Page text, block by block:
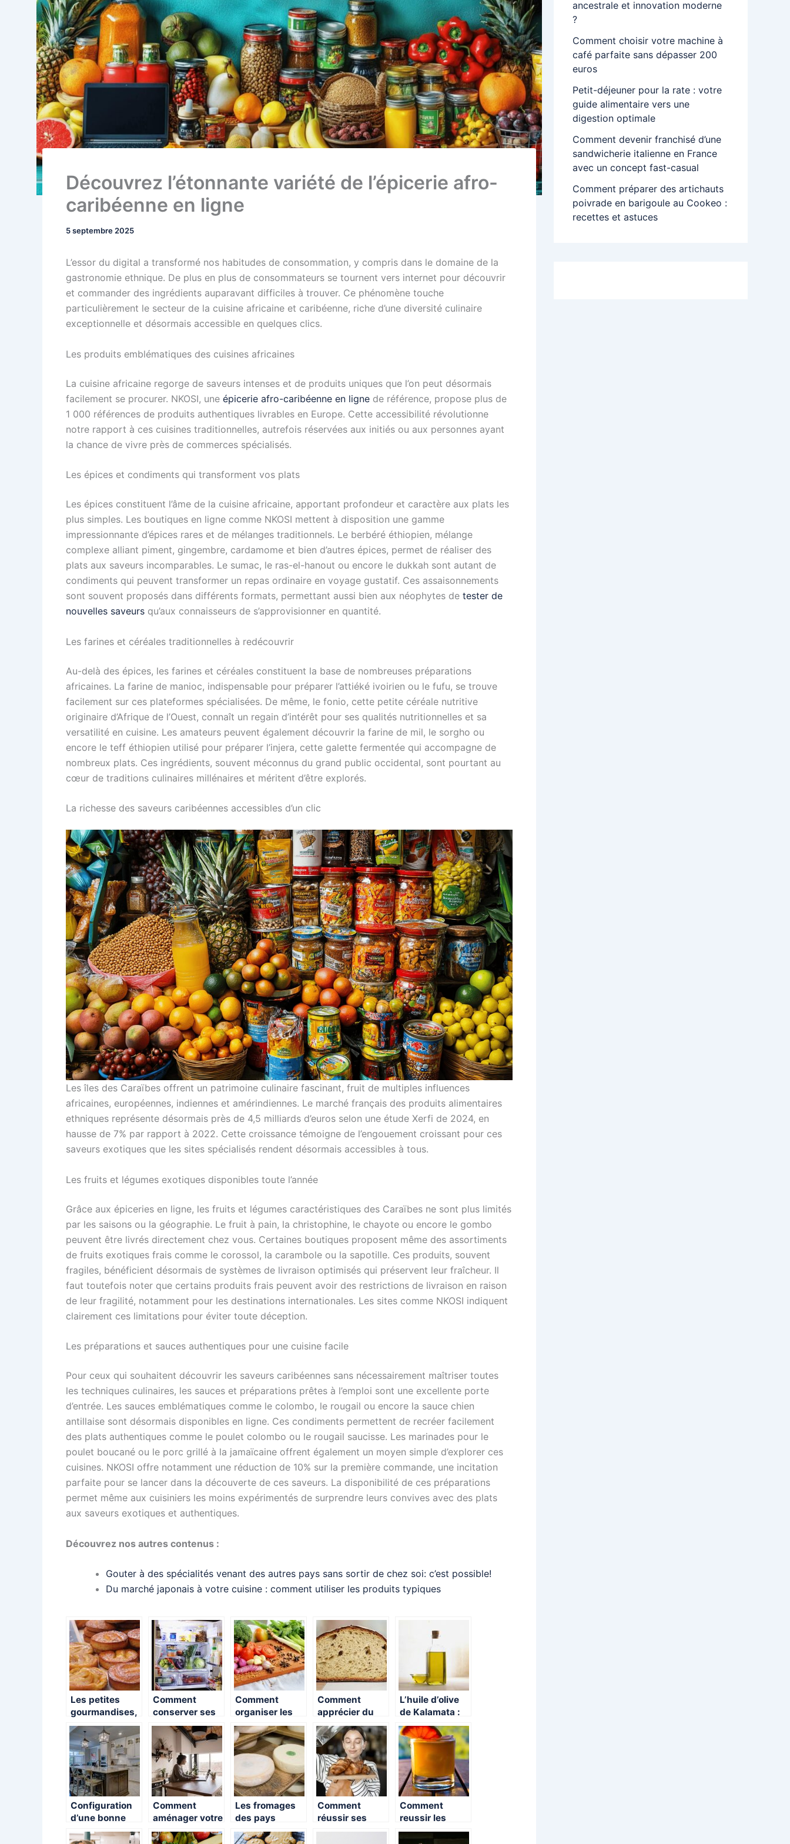
Découvrez l’étonnante variété de l’épicerie afro-
caribéenne en ligne
5 septembre 2025
L’essor du digital a transformé nos habitudes de consommation, y compris dans le domaine de la
gastronomie ethnique. De plus en plus de consommateurs se tournent vers internet pour découvrir
et commander des ingrédients auparavant difficiles à trouver. Ce phénomène touche
particulièrement le secteur de la cuisine africaine et caribéenne, riche d’une diversité culinaire
exceptionnelle et désormais accessible en quelques clics.
Les produits emblématiques des cuisines africaines
La cuisine africaine regorge de saveurs intenses et de produits uniques que l’on peut désormais
facilement se procurer. NKOSI, une épicerie afro-caribéenne en ligne de référence, propose plus de
1 000 références de produits authentiques livrables en Europe. Cette accessibilité révolutionne
notre rapport à ces cuisines traditionnelles, autrefois réservées aux initiés ou aux personnes ayant
la chance de vivre près de commerces spécialisés.
Les épices et condiments qui transforment vos plats
Les épices constituent l’âme de la cuisine africaine, apportant profondeur et caractère aux plats les
plus simples. Les boutiques en ligne comme NKOSI mettent à disposition une gamme
impressionnante d’épices rares et de mélanges traditionnels. Le berbéré éthiopien, mélange
complexe alliant piment, gingembre, cardamome et bien d’autres épices, permet de réaliser des
plats aux saveurs incomparables. Le sumac, le ras-el-hanout ou encore le dukkah sont autant de
condiments qui peuvent transformer un repas ordinaire en voyage gustatif. Ces assaisonnements
sont souvent proposés dans différents formats, permettant aussi bien aux néophytes de tester de
nouvelles saveurs qu’aux connaisseurs de s’approvisionner en quantité.
Les farines et céréales traditionnelles à redécouvrir
Au-delà des épices, les farines et céréales constituent la base de nombreuses préparations
africaines. La farine de manioc, indispensable pour préparer l’attiéké ivoirien ou le fufu, se trouve
facilement sur ces plateformes spécialisées. De même, le fonio, cette petite céréale nutritive
originaire d’Afrique de l’Ouest, connaît un regain d’intérêt pour ses qualités nutritionnelles et sa
versatilité en cuisine. Les amateurs peuvent également découvrir la farine de mil, le sorgho ou
encore le teff éthiopien utilisé pour préparer l’injera, cette galette fermentée qui accompagne de
nombreux plats. Ces ingrédients, souvent méconnus du grand public occidental, sont pourtant au
cœur de traditions culinaires millénaires et méritent d’être explorés.
La richesse des saveurs caribéennes accessibles d’un clic
Les îles des Caraïbes offrent un patrimoine culinaire fascinant, fruit de multiples influences
africaines, européennes, indiennes et amérindiennes. Le marché français des produits alimentaires
ethniques représente désormais près de 4,5 milliards d’euros selon une étude Xerfi de 2024, en
hausse de 7% par rapport à 2022. Cette croissance témoigne de l’engouement croissant pour ces
saveurs exotiques que les sites spécialisés rendent désormais accessibles à tous.
Les fruits et légumes exotiques disponibles toute l’année
Grâce aux épiceries en ligne, les fruits et légumes caractéristiques des Caraïbes ne sont plus limités
par les saisons ou la géographie. Le fruit à pain, la christophine, le chayote ou encore le gombo
peuvent être livrés directement chez vous. Certaines boutiques proposent même des assortiments
de fruits exotiques frais comme le corossol, la carambole ou la sapotille. Ces produits, souvent
fragiles, bénéficient désormais de systèmes de livraison optimisés qui préservent leur fraîcheur. Il
faut toutefois noter que certains produits frais peuvent avoir des restrictions de livraison en raison
de leur fragilité, notamment pour les destinations internationales. Les sites comme NKOSI indiquent
clairement ces limitations pour éviter toute déception.
Les préparations et sauces authentiques pour une cuisine facile
Pour ceux qui souhaitent découvrir les saveurs caribéennes sans nécessairement maîtriser toutes
les techniques culinaires, les sauces et préparations prêtes à l’emploi sont une excellente porte
d’entrée. Les sauces emblématiques comme le colombo, le rougail ou encore la sauce chien
antillaise sont désormais disponibles en ligne. Ces condiments permettent de recréer facilement
des plats authentiques comme le poulet colombo ou le rougail saucisse. Les marinades pour le
poulet boucané ou le porc grillé à la jamaïcaine offrent également un moyen simple d’explorer ces
cuisines. NKOSI offre notamment une réduction de 10% sur la première commande, une incitation
parfaite pour se lancer dans la découverte de ces saveurs. La disponibilité de ces préparations
permet même aux cuisiniers les moins expérimentés de surprendre leurs convives avec des plats
aux saveurs exotiques et authentiques.
Découvrez nos autres contenus :
Gouter à des spécialités venant des autres pays sans sortir de chez soi: c’est possible!
Du marché japonais à votre cuisine : comment utiliser les produits typiques
Les petites
gourmandises,
pour le goûter
de nos enfants.
Comment
conserver ses
aliments ?
Comment
organiser les
repas à la
maison ?
Comment
apprécier du
bon pain frais
chez soi ?
L’huile d’olive
de Kalamata :
comment les
choisir ?
Configuration
d’une bonne
cuisine
Comment
aménager votre
cuisine à petit
Les fromages
des pays
savoyards
Comment
réussir ses
viennoiseries
Comment
reussir les
rhums
ancestrale et innovation moderne
?
Comment choisir votre machine à
café parfaite sans dépasser 200
euros
Petit-déjeuner pour la rate : votre
guide alimentaire vers une
digestion optimale
Comment devenir franchisé d’une
sandwicherie italienne en France
avec un concept fast-casual
Comment préparer des artichauts
poivrade en barigoule au Cookeo :
recettes et astuces